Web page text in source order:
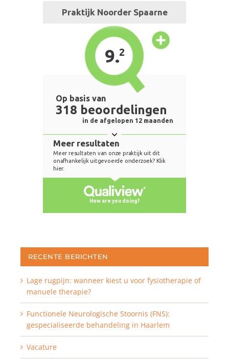
RECENTE BERICHTEN
Lage rugpijn: wanneer kiest u voor fysiotherapie of
manuele therapie?
Functionele Neurologische Stoornis (FNS):
gespecialiseerde behandeling in Haarlem
Vacature